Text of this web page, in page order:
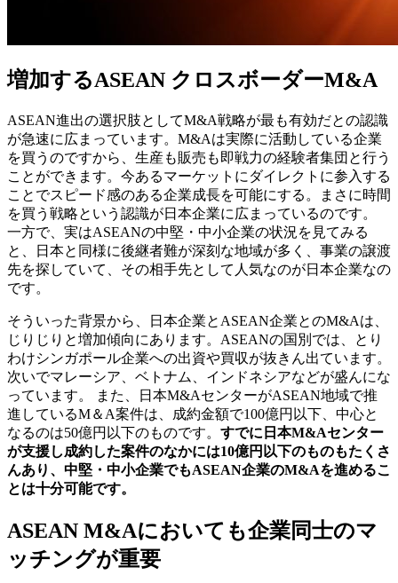
増加するASEAN クロスボーダーM&A
ASEAN進出の選択肢としてM&A戦略が最も有効だとの認識
が急速に広まっています。M&Aは実際に活動している企業
を買うのですから、生産も販売も即戦力の経験者集団と行う
ことができます。今あるマーケットにダイレクトに参入する
ことでスピード感のある企業成長を可能にする。まさに時間
を買う戦略という認識が日本企業に広まっているのです。
一方で、実はASEANの中堅・中小企業の状況を見てみる
と、日本と同様に後継者難が深刻な地域が多く、事業の譲渡
先を探していて、その相手先として人気なのが日本企業なの
です。
そういった背景から、日本企業とASEAN企業とのM&Aは、
じりじりと増加傾向にあります。ASEANの国別では、とり
わけシンガポール企業への出資や買収が抜きん出ています。
次いでマレーシア、ベトナム、インドネシアなどが盛んにな
っています。 また、日本M&AセンターがASEAN地域で推
進しているM＆A案件は、成約金額で100億円以下、中心と
なるのは50億円以下のものです。 すでに日本M&Aセンター
が支援し成約した案件のなかには10億円以下のものもたくさ
んあり、中堅・中小企業でもASEAN企業のM&Aを進めるこ
とは十分可能です。
ASEAN M&Aにおいても企業同士のマ
ッチングが重要